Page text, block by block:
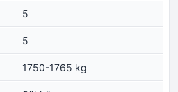
5
5
1750-1765 kg